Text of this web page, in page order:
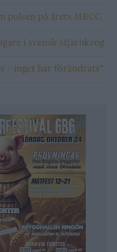
pulsen på årets MBCC
i svensk stjärnkrog
– inget har förändrats”